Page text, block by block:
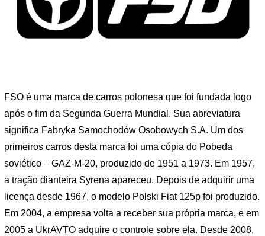
FSO é uma marca de carros polonesa que foi fundada logo
após o fim da Segunda Guerra Mundial. Sua abreviatura
significa Fabryka Samochodów Osobowych S.A. Um dos
primeiros carros desta marca foi uma cópia do Pobeda
soviético – GAZ-M-20, produzido de 1951 a 1973. Em 1957,
a tração dianteira Syrena apareceu. Depois de adquirir uma
licença desde 1967, o modelo Polski Fiat 125p foi produzido.
Em 2004, a empresa volta a receber sua própria marca, e em
2005 a UkrAVTO adquire o controle sobre ela. Desde 2008,